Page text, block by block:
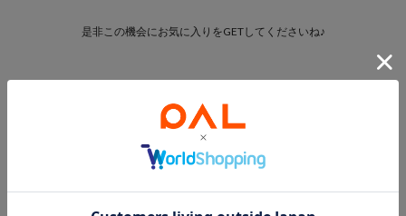
是非この機会にお気に入りをGETしてくださいね♪